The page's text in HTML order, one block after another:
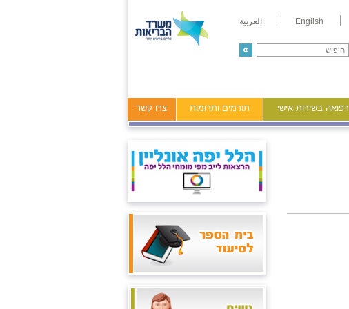
English العربية
רפואה בשירות אישי תורמים ותרומות צרו קשר